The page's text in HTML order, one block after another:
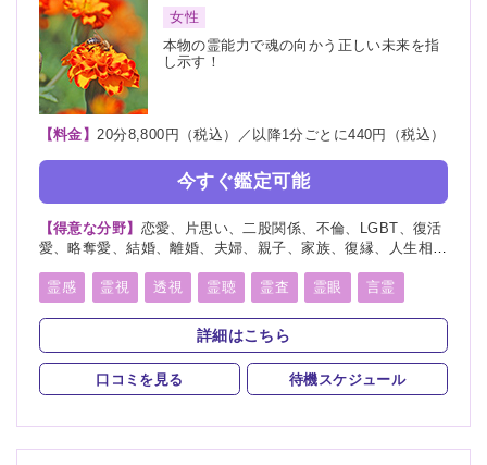
女性
本物の霊能力で魂の向かう正しい未来を指
し示す！
【料金】20分8,800円（税込）／以降1分ごとに440円（税込）
今すぐ鑑定可能
【得意な分野】 恋愛、片思い、二股関係、不倫、LGBT、復活
愛、略奪愛、結婚、離婚、夫婦、親子、家族、復縁、人生相
康、仕事、教育、心霊相談、心霊写真、子宝、受験、人間関
係、適職、縁切り、縁結び
霊感 霊視 透視 霊聴 霊査 霊眼 言霊
神通力 守護霊 背後霊 霊媒(憑依) 除霊 浄霊
縁切り 縁結び
詳細はこちら
口コミを見る 待機スケジュール